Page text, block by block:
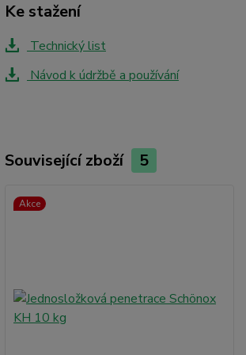
Ke stažení
Technický list
Návod k údržbě a používání
Související zboží 5
Akce